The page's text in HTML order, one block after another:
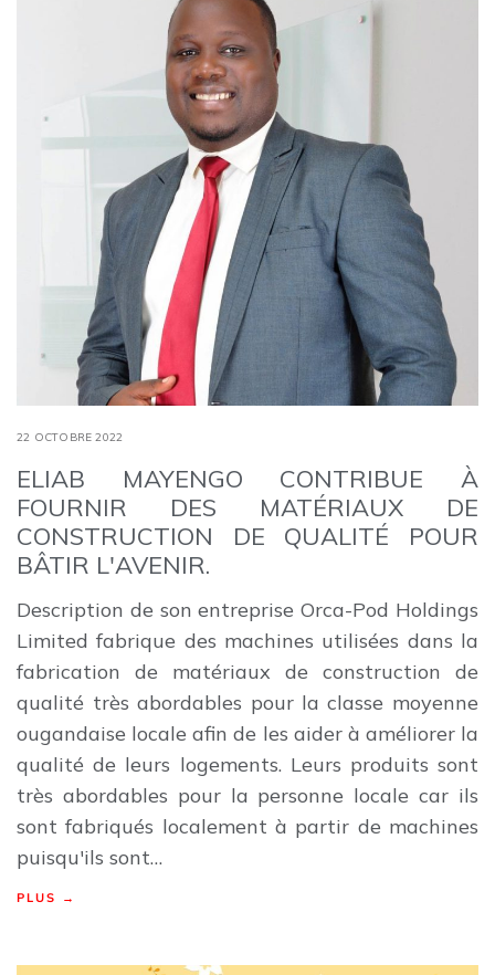
22 OCTOBRE 2022
ELIAB MAYENGO CONTRIBUE À
FOURNIR DES MATÉRIAUX DE
CONSTRUCTION DE QUALITÉ POUR
BÂTIR L'AVENIR.
Description de son entreprise Orca-Pod Holdings
Limited fabrique des machines utilisées dans la
fabrication de matériaux de construction de
qualité très abordables pour la classe moyenne
ougandaise locale afin de les aider à améliorer la
qualité de leurs logements. Leurs produits sont
très abordables pour la personne locale car ils
sont fabriqués localement à partir de machines
puisqu'ils sont…
PLUS →